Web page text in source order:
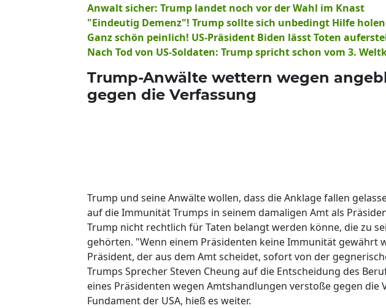
Anwalt sicher: Trump landet noch vor der Wahl im Knast
"Eindeutig Demenz"! Trump sollte sich unbedingt Hilfe holen
Ganz schön peinlich! US-Präsident Biden lässt Toten
Nach Tod von US-Soldaten: Trump spricht schon vom 3.
Trump-Anwälte wettern wegen
gegen die Verfassung
Trump und seine Anwälte wollen, dass die Anklage fallen
auf die Immunität Trumps in seinem damaligen Amt als
Trump nicht rechtlich für Taten belangt werden könne, die zu
gehörten. "Wenn einem Präsidenten keine Immunität gewährt
Präsident, der aus dem Amt scheidet, sofort von der
Trumps Sprecher Steven Cheung auf die Entscheidung des
eines Präsidenten wegen Amtshandlungen verstoße gegen die
Fundament der USA, hieß es weiter.